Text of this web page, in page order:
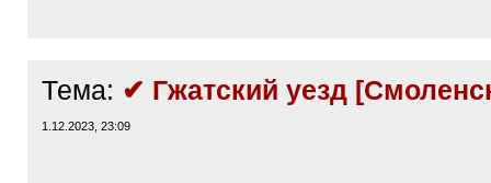
Тема: ✔ Гжатский уезд
1.12.2023, 23:09